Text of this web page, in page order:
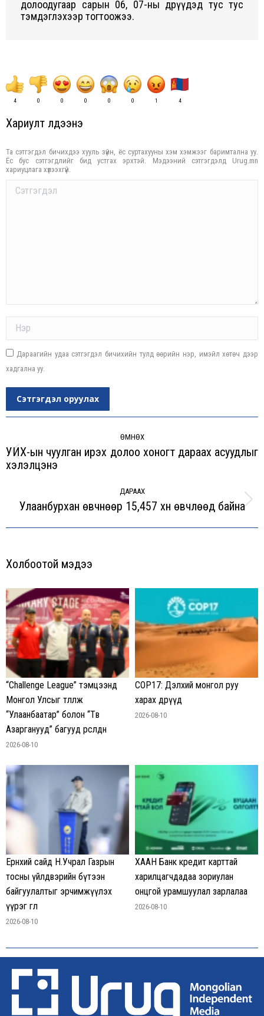
долоодугаар сарын 06, 07-ны өдрүүдэд тус тус
тэмдэглэхээр тогтоожээ.
4 0 0 0 0 0 1 4
Хариулт үлдээнэ үү
Та сэтгэгдэл бичихдээ хууль зүйн, ёс суртахууны хэм хэмжээг баримтална уу.
Ёс бус сэтгэгдлийг бид устгах эрхтэй. Мэдээний сэтгэгдэлд Urug.mn
хариуцлага хүлээхгүй.
Comment
Дараагийн удаа сэтгэгдэл бичихийн тулд өөрийн нэр, имэйл хөтөч дээр
хадгална уу.
Сэтгэгдэл оруулах
navigation
ӨМНӨХ
Previous
УИХ-ын чуулган ирэх долоо хоногт дараах асуудлыг
хэлэлцэнэ
ДАРААХ
Next
Улаанбурхан өвчнөөр 15,457 хүн өвчлөөд байна
Холбоотой мэдээ
“Challenge League” тэмцээнд
Монгол Улсыг төлөөлж
“Улаанбаатар” болон “Төв
Азарганууд” багууд өрсөлдөнө
2026-08-10
COP17: Дэлхий монгол руу
харах өдрүүд
2026-08-10
Ерөнхий сайд Н.Учрал Газрын
тосны үйлдвэрийн бүтээн
байгуулалтыг эрчимжүүлэх
үүрэг өглөө
2026-08-10
ХААН Банк кредит карттай
харилцагчдадаа зориулан
онцгой урамшуулал зарлалаа
2026-08-10